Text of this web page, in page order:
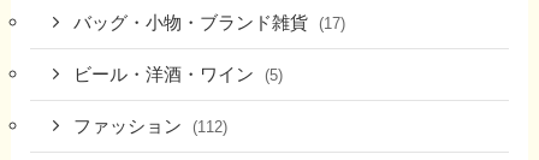
バッグ・小物・ブランド雑貨 (17)
ビール・洋酒・ワイン (5)
ファッション (112)